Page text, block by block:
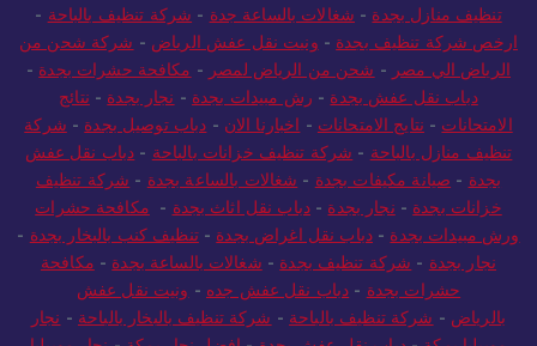
تنظيف منازل بجدة - شغالات بالساعة جدة - شركة تنظيف بالباحة -
ارخص شركة تنظيف بجدة - ونيت نقل عفش الرياض - شركة شحن من
الرياض الي مصر - شحن من الرياض لمصر - مكافحة حشرات بجدة -
دباب نقل عفش بجدة - رش مبيدات بجدة - نجار بجدة - نتائج
الامتحانات - نتايج الامتحانات - اخبارنا الان - دباب توصيل بجدة - شركة
تنظيف منازل بالباحة - شركة تنظيف خزانات بالباحة - دباب نقل عفش
بجدة - صيانة مكيفات بجدة - شغالات بالساعة بجدة - شركة تنظيف
خزانات بجدة - نجار بجدة - دباب نقل اثاث بجدة - مكافحة حشرات
ورش مبيدات بجدة -دباب نقل اغراض بجدة -تنظيف كنب بالبخار بجدة -
نجار بجدة - شركة تنظيف بجدة - شغالات بالساعة بجدة - مكافحة
حشرات بجدة - دباب نقل عفش جده - ونيت نقل عفش
بالرياض - شركة تنظيف بالباحة - شركة تنظيف بالبخار بالباحة - نجار